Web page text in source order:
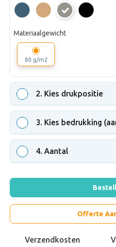
grijs
PMS
Materiaalgewicht
80 g/m2
2. Kies drukpositie
3. Kies bedrukking
4. Aantal
Offerte
Verzendkosten